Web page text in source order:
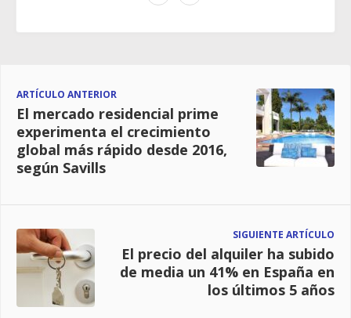
ARTÍCULO ANTERIOR
El mercado residencial prime
experimenta el crecimiento
global más rápido desde 2016,
según Savills
SIGUIENTE ARTÍCULO
El precio del alquiler ha subido
de media un 41% en España en
los últimos 5 años